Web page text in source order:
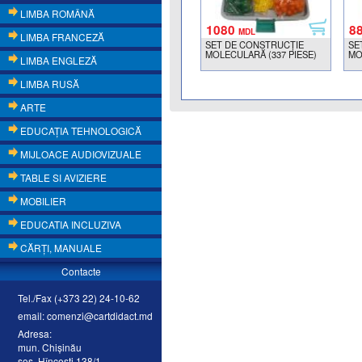
LIMBA ROMÂNĂ
LIMBA FRANCEZĂ
LIMBA ENGLEZĂ
LIMBA RUSĂ
ARTE
EDUCAŢIA TEHNOLOGICĂ
MIJLOACE AUDIOVIZUALE
TABLE SI AVIZIERE
MOBILIER
EDUCATIA INCLUZIVA
CĂRŢI, MANUALE
Contacte
Tel./Fax (+373 22) 24-10-62
email: comenzi@cartdidact.md
Adresa:
mun. Chişinău
SET DE CONSTRUCȚIE
MOLECULARĂ (337 PIESE)
1080 MDL